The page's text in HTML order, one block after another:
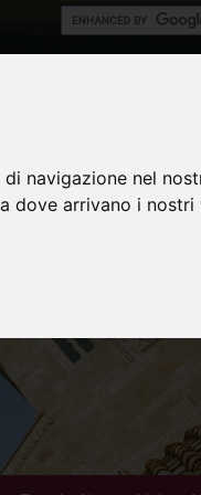
navigazione nel
dove arrivano i nostri